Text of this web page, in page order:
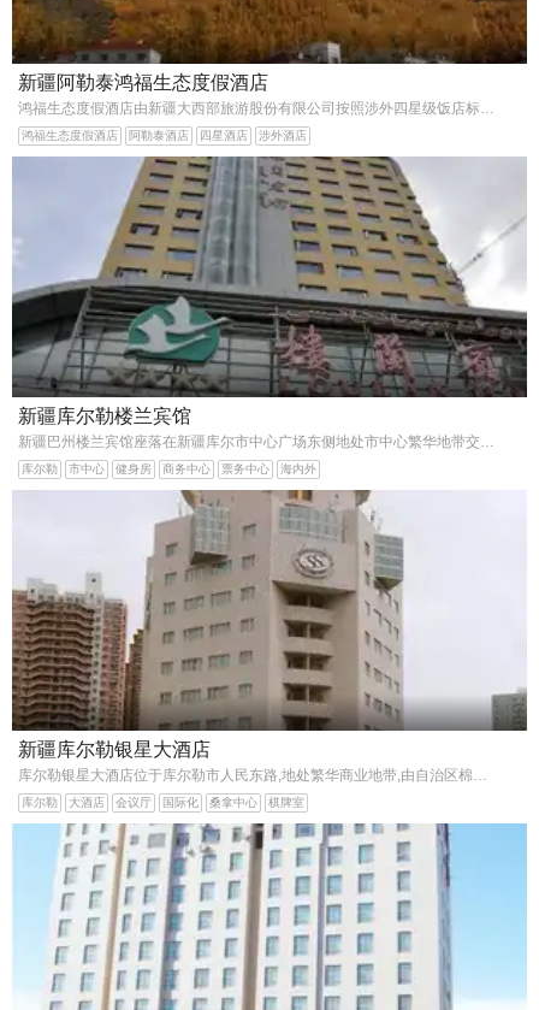
新疆阿勒泰鸿福生态度假酒店
鸿福生态度假酒店 阿勒泰酒店 四星酒店 涉外酒店
新疆库尔勒楼兰宾馆
库尔勒 市中心 健身房 商务中心 票务中心 海内外
新疆库尔勒银星大酒店
库尔勒 大酒店 会议厅 国际化 桑拿中心 棋牌室